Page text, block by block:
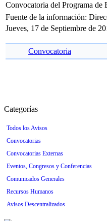
Convocatoria del Programa de
Fuente de la información:
Jueves, 17 de Septiembre de
Convocatoria
Categorías
Todos los Avisos
Convocatorias
Convocatorias Externas
Eventos, Congresos y Conferencias
Comunicados Generales
Recursos Humanos
Avisos Descentralizados